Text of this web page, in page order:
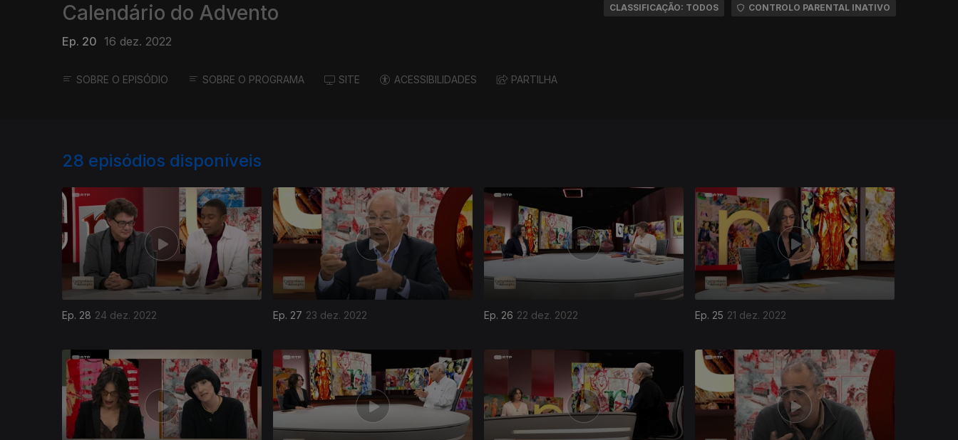
Calendário do Advento
Ep. 20 16 dez. 2022
CLASSIFICAÇÃO: TODOS CONTROLO PARENTAL INATIVO
SOBRE O EPISÓDIO SOBRE O PROGRAMA SITE ACESSIBILIDADES PARTILHA
28 episódios disponíveis
Ep. 28 24 dez. 2022 Ep. 27 23 dez. 2022 Ep. 26 22 dez. 2022 Ep. 25 21 dez. 2022